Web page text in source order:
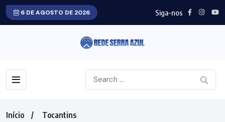
6 DE AGOSTO DE 2026 Siga-nos
Início
Tocantins